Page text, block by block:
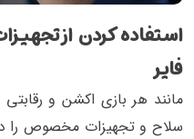
استفاده کردن از
فایر
مانند هر بازی اکشن و رقابتی
سلاح و تجهیزات مخصوص را در